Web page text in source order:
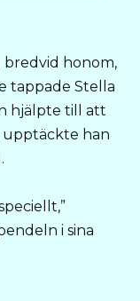
bredvid honom,
tappade Stella
hjälpte till att
upptäckte han
i sina